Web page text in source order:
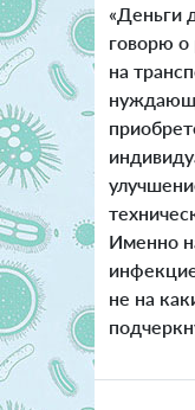
«Деньги
говорю о
на
Именно
не на